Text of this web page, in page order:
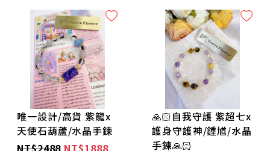
唯一設計/高貨 紫龍x
天使石葫蘆/水晶手鍊
NT$2488 NT$1888
🙏🏻自我守護 紫超七x
護身守護神/鍾馗/水晶
手鍊🙏🏻